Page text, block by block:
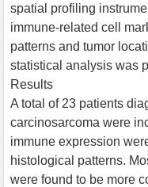
spatial profiling
immune-related cell
patterns and tumor
statistical analysis was
Results
A total of 23 patients
carcinosarcoma were
immune expression
histological patterns.
were found to be more